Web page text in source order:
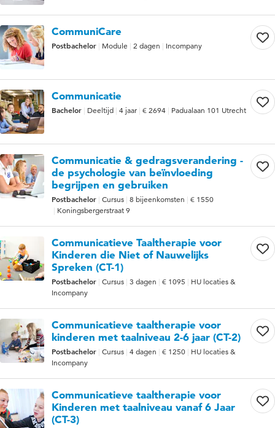
CommuniCare
Postbachelor Module 2 dagen Incompany
Communicatie
Bachelor Deeltijd 4 jaar € 2694 Padualaan 101 Utrecht
Communicatie & gedragsverandering -
de psychologie van beïnvloeding
begrijpen en gebruiken
Postbachelor Cursus 8 bijeenkomsten
€ 1550
Koningsbergerstraat 9
Communicatieve Taaltherapie voor
Kinderen die Niet of Nauwelijks
Spreken (CT-1)
Postbachelor Cursus 3 dagen € 1095
HU locaties &
Incompany
Communicatieve taaltherapie voor
kinderen met taalniveau 2-6 jaar (CT-2)
Postbachelor Cursus 4 dagen € 1250
HU locaties &
Incompany
Communicatieve taaltherapie voor
Kinderen met taalniveau vanaf 6 Jaar
(CT-3)